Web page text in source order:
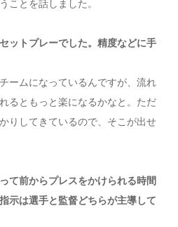
ことを話しました。
ットプレーでした。精度などに手
ームになっているんですが、流れ
るともっと楽になるかなと。ただ
りしてきているので、そこが出せ
て前からプレスをかけられる時間
示は選手と監督どちらが主導して